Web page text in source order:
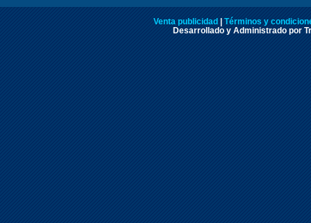
Venta publicidad
Términos y
Desarrollado y Administrado por